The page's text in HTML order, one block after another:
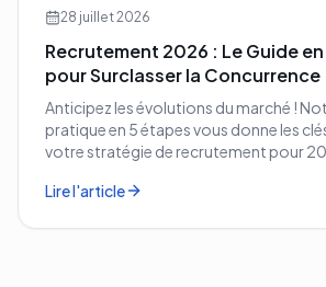
28 juillet 2026
Recrutement 2026 : Le Guide
pour Surclasser la Concurrence
Anticipez les évolutions du marché !
pratique en 5 étapes vous donne les
votre stratégie de recrutement pour
Lire l'article